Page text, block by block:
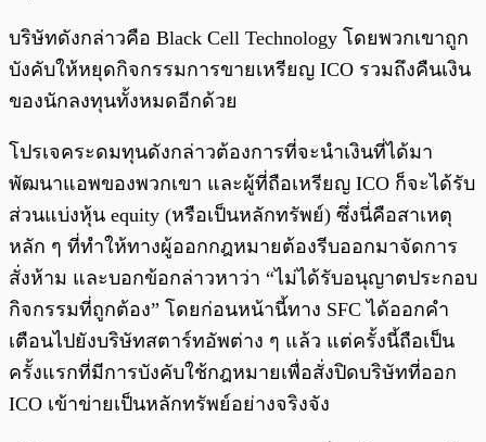
บริษัทดังกล่าวคือ Black Cell Technology โดยพวกเขาถูก
บังคับให้หยุดกิจกรรมการขายเหรียญ ICO รวมถึงคืนเงิน
ของนักลงทุนทั้งหมดอีกด้วย
โปรเจคระดมทุนดังกล่าวต้องการที่จะนำเงินที่ได้มา
พัฒนาแอพของพวกเขา และผู้ที่ถือเหรียญ ICO ก็จะได้รับ
ส่วนแบ่งหุ้น equity (หรือเป็นหลักทรัพย์) ซึ่งนี่คือสาเหตุ
หลัก ๆ ที่ทำให้ทางผู้ออกกฎหมายต้องรีบออกมาจัดการ
สั่งห้าม และบอกข้อกล่าวหาว่า “ไม่ได้รับอนุญาตประกอบ
กิจกรรมที่ถูกต้อง” โดยก่อนหน้านี้ทาง SFC ได้ออกคำ
เตือนไปยังบริษัทสตาร์ทอัพต่าง ๆ แล้ว แต่ครั้งนี้ถือเป็น
ครั้งแรกที่มีการบังคับใช้กฎหมายเพื่อสั่งปิดบริษัทที่ออก
ICO เข้าข่ายเป็นหลักทรัพย์อย่างจริงจัง